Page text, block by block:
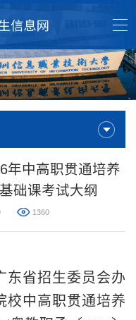
年中高职贯通培养
础课考试大纲
1360
东省招生委员会办
校中高职贯通培养